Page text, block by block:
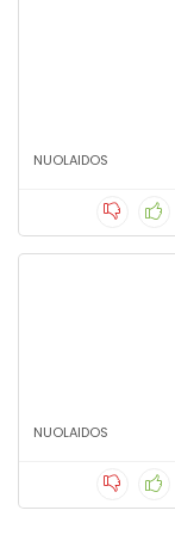
NUOLAIDOS
NUOLAIDOS